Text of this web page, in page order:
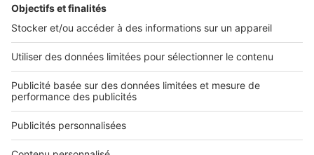
Nos applications
Découvrez nos applications